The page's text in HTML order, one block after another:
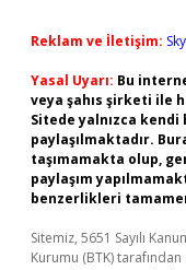
Reklam ve İletişim:
Yasal Uyarı: Bu
veya şahıs şirketi ile
Sitede yalnızca kendi
paylaşılmaktadır.
taşımamakta olup,
paylaşım
benzerlikleri
Sitemiz, 5651 Sayılı
Kurumu (BTK)